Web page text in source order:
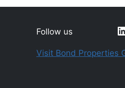
Follow us
Visit Bond Properties